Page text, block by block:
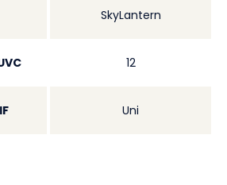
SkyLantern
12
Uni